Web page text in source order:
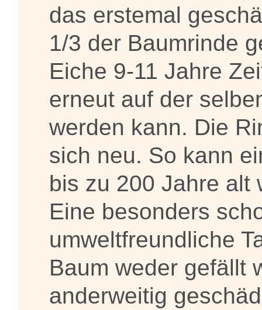
das erstemal
1/3 der Baumrinde
Eiche 9-11 Jahre
erneut auf der
werden kann. Die
sich neu. So kann
bis zu 200 Jahre alt
Eine besonders
umweltfreundliche
Baum weder gefällt
anderweitig